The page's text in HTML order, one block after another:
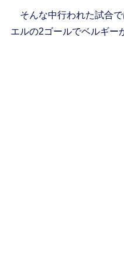
そんな中行われた試合で
エルの2ゴールでベルギー